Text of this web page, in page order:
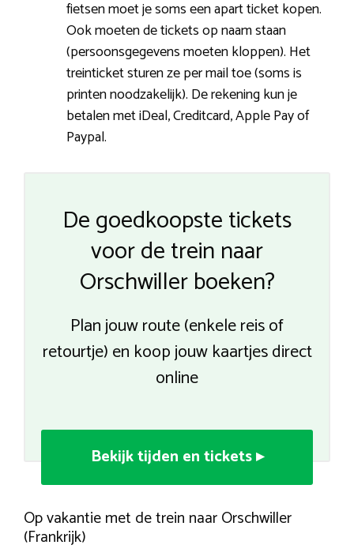
fietsen moet je soms een apart ticket kopen.
Ook moeten de tickets op naam staan
(persoonsgegevens moeten kloppen). Het
treinticket sturen ze per mail toe (soms is
printen noodzakelijk). De rekening kun je
betalen met iDeal, Creditcard, Apple Pay of
Paypal.
De goedkoopste tickets
voor de trein naar
Orschwiller boeken?
Plan jouw route (enkele reis of
retourtje) en koop jouw kaartjes direct
online
Bekijk tijden en tickets ▸
Op vakantie met de trein naar Orschwiller
(Frankrijk)